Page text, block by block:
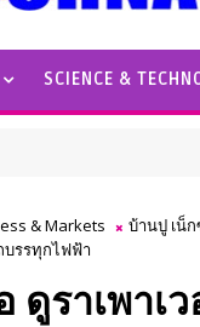
SCIENCE &
& Markets
บ้านปู เน็
รรทุกไฟฟ้า
ราเพาเ